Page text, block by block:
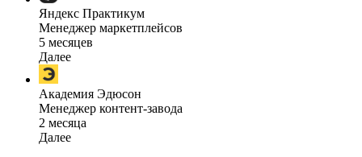
Яндекс Практикум
Менеджер маркетплейсов
5 месяцев
Далее
Академия Эдюсон
Менеджер контент-завода
2 месяца
Далее